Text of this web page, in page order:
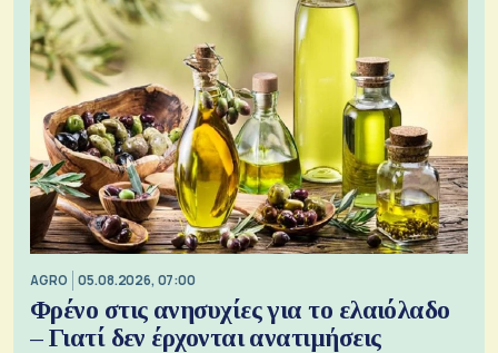
AGRO 05.08.2026, 07:00
Φρένο στις ανησυχίες για το ελαιόλαδο
– Γιατί δεν έρχονται ανατιμήσεις